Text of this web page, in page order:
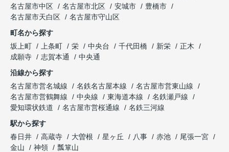
名古屋市中区
名古屋市北区 安城市
豊橋市
名古屋市天白区
名古屋市守山区
町名から探す
坂上町
上条町 栄 中央台 千代田橋 新栄
正木
成願寺
志賀本通
中央通
沿線から探す
名古屋市営名城線
名鉄名古屋本線
名古屋市営東山線
名古屋市営鶴舞線
中央線 東海道本線
名鉄瀬戸線
愛知環状鉄道
名古屋市営桜通線
名鉄三河線
駅から探す
春日井
高蔵寺 大曽根 星ヶ丘 八事 赤池
尾張一宮
金山
神領 瓢箪山